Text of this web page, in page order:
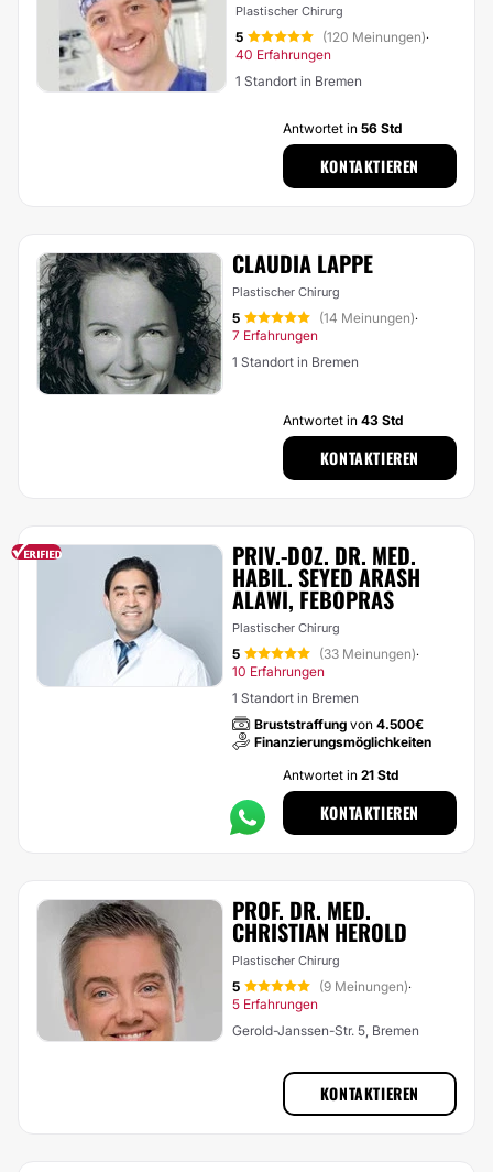
Plastischer Chirurg
5 (120 Meinungen)·
40 Erfahrungen
1 Standort in Bremen
Antwortet in 56 Std
KONTAKTIEREN
CLAUDIA LAPPE
Plastischer Chirurg
5 (14 Meinungen)·
7 Erfahrungen
1 Standort in Bremen
Antwortet in 43 Std
KONTAKTIEREN
PRIV.-DOZ. DR. MED.
HABIL. SEYED ARASH
ALAWI, FEBOPRAS
Plastischer Chirurg
5 (33 Meinungen)·
10 Erfahrungen
1 Standort in Bremen
Bruststraffung von 4.500€
Finanzierungsmöglichkeiten
Antwortet in 21 Std
KONTAKTIEREN
PROF. DR. MED.
CHRISTIAN HEROLD
Plastischer Chirurg
5 (9 Meinungen)·
5 Erfahrungen
Gerold-Janssen-Str. 5, Bremen
KONTAKTIEREN